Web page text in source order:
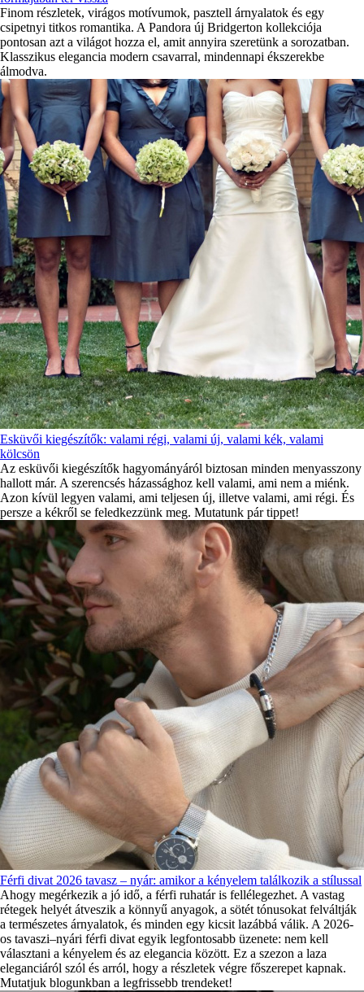
Finom részletek, virágos motívumok, pasztell árnyalatok és egy
csipetnyi titkos romantika. A Pandora új Bridgerton kollekciója
pontosan azt a világot hozza el, amit annyira szeretünk a sorozatban.
Klasszikus elegancia modern csavarral, mindennapi ékszerekbe
álmodva.
Esküvői kiegészítők: valami régi, valami új, valami kék, valami
kölcsön
Az esküvői kiegészítők hagyományáról biztosan minden menyasszony
hallott már. A szerencsés házassághoz kell valami, ami nem a miénk.
Azon kívül legyen valami, ami teljesen új, illetve valami, ami régi. És
persze a kékről se feledkezzünk meg. Mutatunk pár tippet!
Férfi divat 2026 tavasz – nyár: amikor a kényelem találkozik a stílussal
Ahogy megérkezik a jó idő, a férfi ruhatár is fellélegezhet. A vastag
rétegek helyét átveszik a könnyű anyagok, a sötét tónusokat felváltják
a természetes árnyalatok, és minden egy kicsit lazábbá válik. A 2026-
os tavaszi–nyári férfi divat egyik legfontosabb üzenete: nem kell
választani a kényelem és az elegancia között. Ez a szezon a laza
eleganciáról szól és arról, hogy a részletek végre főszerepet kapnak.
Mutatjuk blogunkban a legfrissebb trendeket!